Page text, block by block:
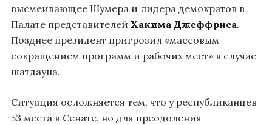
высмеивающее Шумера и лидера демократов в
Палате представителей Хакима Джеффриса.
Позднее президент пригрозил «массовым
сокращением программ и рабочих мест» в случае
шатдауна.
Ситуация осложняется тем, что у республиканцев
53 места в Сенате, но для преодоления